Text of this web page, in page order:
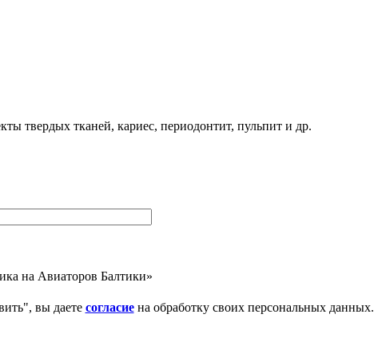
твердых тканей, кариес, периодонтит, пульпит и др.
на Авиаторов Балтики»
вы даете согласиена обработку своих персональных данных.